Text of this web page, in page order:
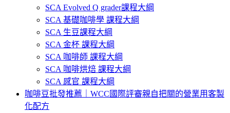
SCA Evolved Q grader課程大綱
SCA 基礎咖啡學 課程大綱
SCA 生豆課程大綱
SCA 金杯 課程大綱
SCA 咖啡師 課程大綱
SCA 咖啡烘焙 課程大綱
SCA 感官 課程大綱
咖啡豆批發推薦｜WCC國際評審親自把關的營業用客製
化配方